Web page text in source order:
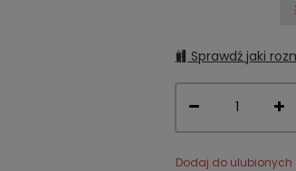
Sprawdź jaki
Dodaj do ulubionych